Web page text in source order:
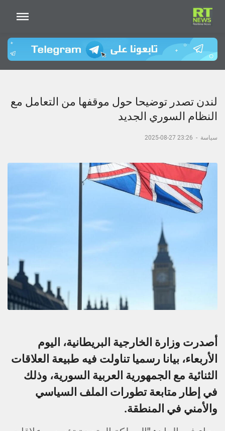
لندن تصدر توضيحا حول موقفها من التعامل مع
النظام السوري الجديد
سياسة -
23:26 27-08-2025
أصدرت وزارة الخارجية البريطانية، اليوم
الأربعاء، بيانا رسميا تناولت فيه طبيعة العلاقات
الثنائية مع الجمهورية العربية السورية، وذلك
في إطار متابعة تطورات الملف السياسي
والأمني في المنطقة.